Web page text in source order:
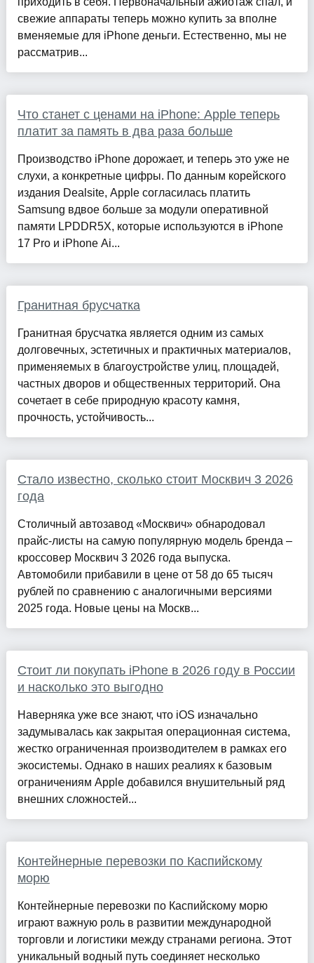
свежие аппараты теперь можно купить за вполне
вменяемые для iPhone деньги. Естественно, мы не
рассматрив...
Что станет с ценами на iPhone: Apple теперь
платит за память в два раза больше
Производство iPhone дорожает, и теперь это уже не
слухи, а конкретные цифры. По данным корейского
издания Dealsite, Apple согласилась платить
Samsung вдвое больше за модули оперативной
памяти LPDDR5X, которые используются в iPhone
17 Pro и iPhone Ai...
Гранитная брусчатка
Гранитная брусчатка является одним из самых
долговечных, эстетичных и практичных материалов,
применяемых в благоустройстве улиц, площадей,
частных дворов и общественных территорий. Она
сочетает в себе природную красоту камня,
прочность, устойчивость...
Стало известно, сколько стоит Москвич 3 2026
года
Столичный автозавод «Москвич» обнародовал
прайс-листы на самую популярную модель бренда –
кроссовер Москвич 3 2026 года выпуска.
Автомобили прибавили в цене от 58 до 65 тысяч
рублей по сравнению с аналогичными версиями
2025 года. Новые цены на Москв...
Стоит ли покупать iPhone в 2026 году в России
и насколько это выгодно
Наверняка уже все знают, что iOS изначально
задумывалась как закрытая операционная система,
жестко ограниченная производителем в рамках его
экосистемы. Однако в наших реалиях к базовым
ограничениям Apple добавился внушительный ряд
внешних сложностей...
Контейнерные перевозки по Каспийскому
морю
Контейнерные перевозки по Каспийскому морю
играют важную роль в развитии международной
торговли и логистики между странами региона. Этот
уникальный водный путь соединяет несколько